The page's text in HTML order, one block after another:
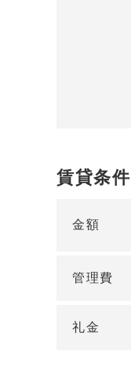
賃貸条件
金額
管理費
礼金